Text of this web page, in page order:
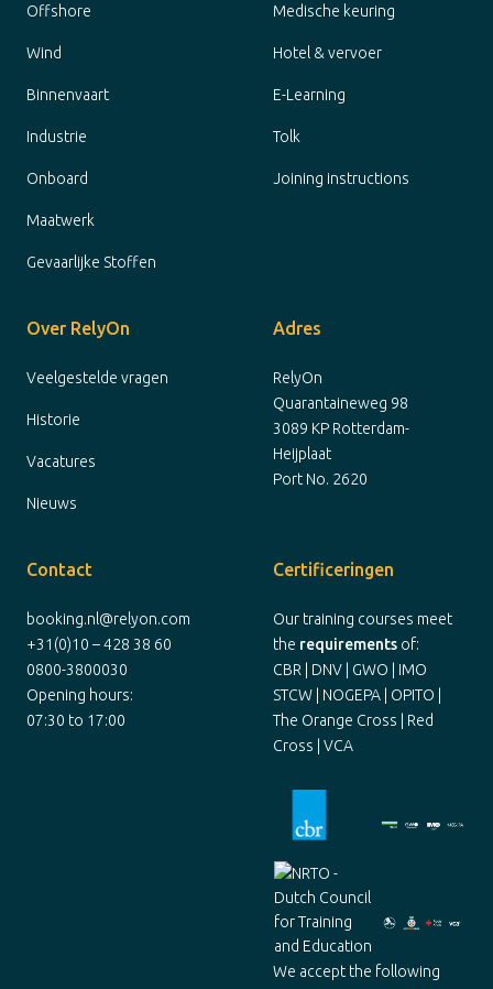
Offshore
Wind
Binnenvaart
Industrie
Onboard
Maatwerk
Gevaarlijke Stoffen
Medische keuring
Hotel & vervoer
E-Learning
Tolk
Joining instructions
Over RelyOn
Veelgestelde vragen
Historie
Vacatures
Nieuws
Adres
RelyOn
Quarantaineweg 98
3089 KP Rotterdam-
Heijplaat
Port No. 2620
Contact
booking.nl@relyon.com
+31(0)10 – 428 38 60
0800-3800030
Opening hours:
07:30 to 17:00
Certificeringen
Our training courses meet
the requirements of:
CBR | DNV | GWO | IMO
STCW | NOGEPA | OPITO |
The Orange Cross | Red
Cross | VCA
We accept the following